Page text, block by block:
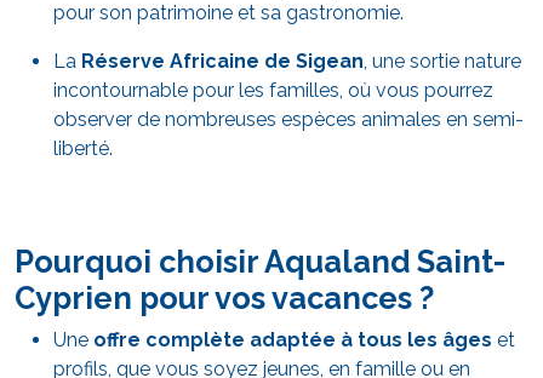
pour son patrimoine et sa gastronomie.
La Réserve Africaine de Sigean, une sortie nature
incontournable pour les familles, où vous pourrez
observer de nombreuses espèces animales en semi-
liberté.
Pourquoi choisir Aqualand Saint-
Cyprien pour vos vacances ?
Une offre complète adaptée à tous les âges et
profils, que vous soyez jeunes, en famille ou en